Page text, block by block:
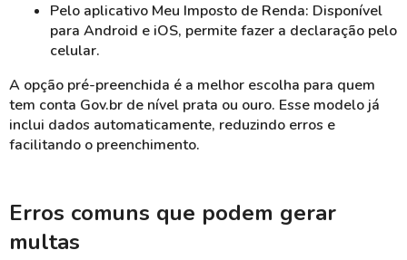
Pelo aplicativo Meu Imposto de Renda: Disponível
para Android e iOS, permite fazer a declaração pelo
celular.
A opção pré-preenchida é a melhor escolha para quem
tem conta Gov.br de nível prata ou ouro. Esse modelo já
inclui dados automaticamente, reduzindo erros e
facilitando o preenchimento.
Erros comuns que podem gerar
multas